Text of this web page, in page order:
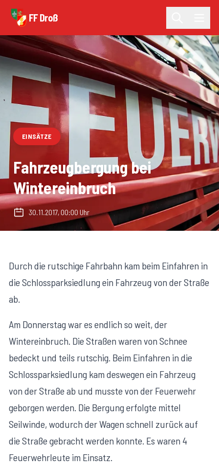
FF Droß
EINSÄTZE
Fahrzeugbergung bei
Wintereinbruch
30.11.2017, 00:00 Uhr
Durch die rutschige Fahrbahn kam beim Einfahren in
die Schlossparksiedlung ein Fahrzeug von der Straße
ab.
Am Donnerstag war es endlich so weit, der
Wintereinbruch. Die Straßen waren von Schnee
bedeckt und teils rutschig. Beim Einfahren in die
Schlossparksiedlung kam deswegen ein Fahrzeug
von der Straße ab und musste von der Feuerwehr
geborgen werden. Die Bergung erfolgte mittel
Seilwinde, wodurch der Wagen schnell zurück auf
die Straße gebracht werden konnte. Es waren 4
Feuerwehrleute im Einsatz.